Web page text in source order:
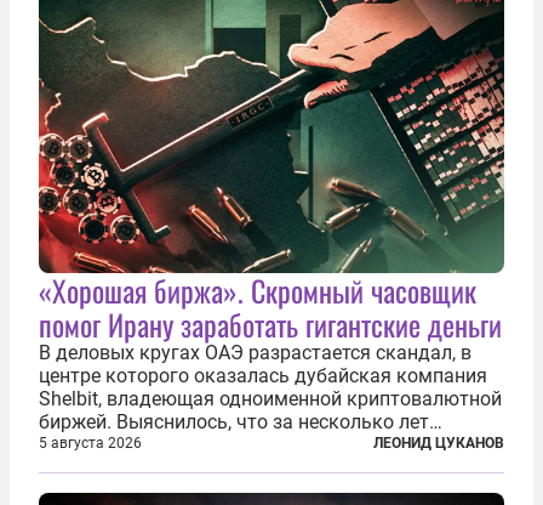
«Хорошая биржа». Скромный часовщик
помог Ирану заработать гигантские деньги
В деловых кругах ОАЭ разрастается скандал, в
центре которого оказалась дубайская компания
Shelbit, владеющая одноименной криптовалютной
биржей. Выяснилось, что за несколько лет
существования через Shelbit прошло не менее 4
млрд долларов в криптовалюте, принадлежащих
иранским чиновникам и силовикам...
5 августа 2026 ЛЕОНИД ЦУКАНОВ